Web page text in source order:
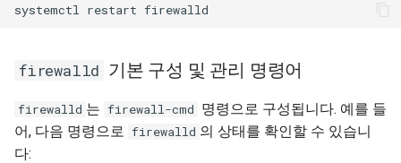
systemctl restart
firewalld 기본 구성 및 관리 명령어
firewalld 는 firewall-cmd 명령으로 구성됩니다. 예를 들
어, 다음 명령으로 firewalld 의 상태를 확인할 수 있습니
다: